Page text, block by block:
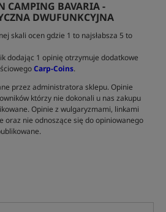
CAMPING BAVARIA -
DWUFUNKCYJNA
skali ocen gdzie 1 to najsłabsza 5 to
dodając 1 opinię otrzymuje dodatkowe
Carp-Coins.
przez administratora sklepu. Opinie
którzy nie dokonali u nas zakupu
Opinie z wulgaryzmami, linkami
oraz nie odnoszące się do opiniowanego